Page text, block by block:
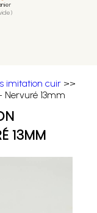
imitation cuir >>
Nervuré 13mm
13MM